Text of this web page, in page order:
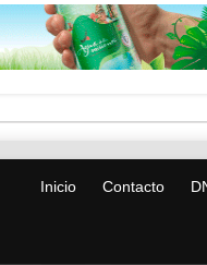
Inicio Contacto